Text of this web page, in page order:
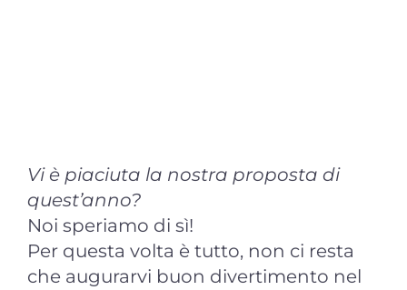
Vi è piaciuta la nostra proposta di
quest’anno?
Noi speriamo di sì!
Per questa volta è tutto, non ci resta
che augurarvi buon divertimento nel